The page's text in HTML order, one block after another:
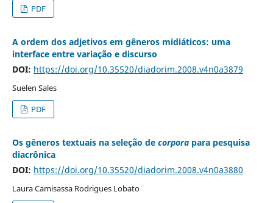
PDF
A ordem dos adjetivos em gêneros midiáticos: uma
interface entre variação e discurso
DOI: https://doi.org/10.35520/diadorim.2008.v4n0a3879
Suelen Sales
PDF
Os gêneros textuais na seleção de corporapara pesquisa
diacrônica
DOI: https://doi.org/10.35520/diadorim.2008.v4n0a3880
Laura Camisassa Rodrigues Lobato